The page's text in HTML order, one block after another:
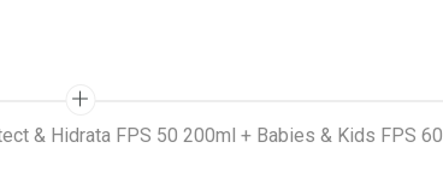
& Hidrata FPS 50 200ml + Babies & Kids FPS 60